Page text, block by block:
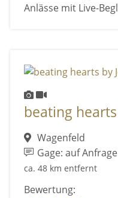
Anlässe mit Live-
beating
Wagenfeld
Gage: auf Anfrage
ca. 48 km entfernt
Bewertung: